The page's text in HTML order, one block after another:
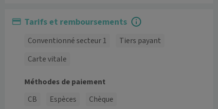
Tarifs et remboursements
Conventionné secteur 1
Tiers payant
Carte vitale
Méthodes de paiement
CB
Espèces
Chèque